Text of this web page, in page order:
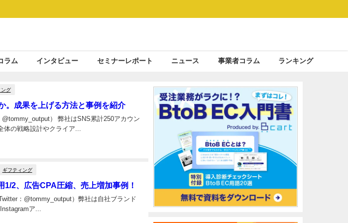
ラム インタビュー セミナーレポート ニュース 事業者コラム ランキング
ング
。成果を上げる方法と事例を紹介
） 弊社はSNS累計250アカウン
体の戦略設計やクライア...
ギフティング
2、広告CPA圧縮、売上増加事例！
：@tommy_output）弊社は自社ブランド
ア...